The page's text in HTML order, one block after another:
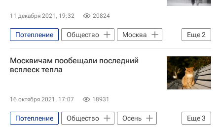
11 декабря 2021, 19:32 20824
Еще2
Потепление Общество
Москва
Погода
Михаил Леус
Москвичам пообещали последний
всплеск тепла
16 октября 2021, 17:07 18931
Еще3
Потепление Общество
Осень